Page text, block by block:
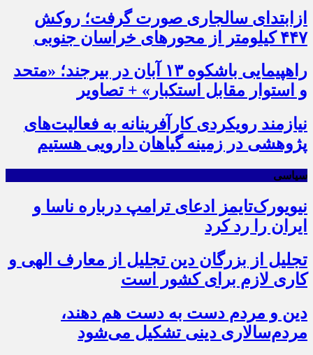
ازابتدای سالجاری صورت گرفت؛ روکش
۴۴۷ کیلومتر از محورهای خراسان جنوبی
راهپیمایی باشکوه ۱۳ آبان در بیرجند؛ «متحد
و استوار مقابل استکبار» + تصاویر
نیازمند رویکردی کارآفرینانه به فعالیت‌های
پژوهشی در زمینه گیاهان دارویی هستیم
سیاسی
نیویورک‌تایمز ادعای ترامپ درباره ناسا و
ایران را رد کرد
تجلیل از بزرگان دین تجلیل از معارف الهی و
کاری لازم برای کشور است
دین و مردم دست به‌ دست هم دهند،
مردم‌سالاری دینی تشکیل می‌شود